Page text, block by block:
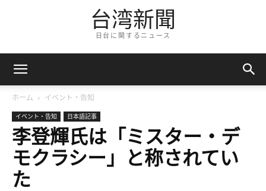
台湾新聞
日台に関するニュース
ホーム イベント・告知
イベント・告知 日本語記事
李登輝氏は「ミスター・デ
モクラシー」と称されてい
た